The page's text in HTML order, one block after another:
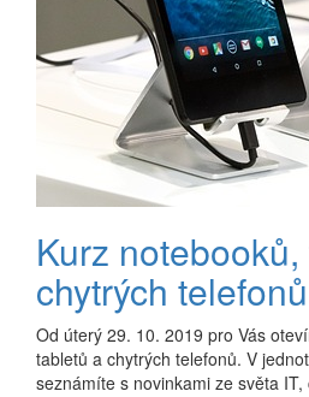
Kurz
chytrých telefonů
Od úterý 29. 10. 2019 pro Vás
tabletů a chytrých telefonů. V
seznámíte s novinkami ze světa